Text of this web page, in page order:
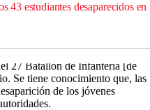
43 estudiantes desaparecidos en
27 Batallón de Infantería [de
Se tiene conocimiento que, las
de los jóvenes